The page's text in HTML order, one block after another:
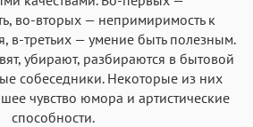
во-вторых — непримиримость к
в-третьих — умение быть полезным.
убирают, разбираются в бытовой
собеседники. Некоторые из них
чувство юмора и артистические
способности.